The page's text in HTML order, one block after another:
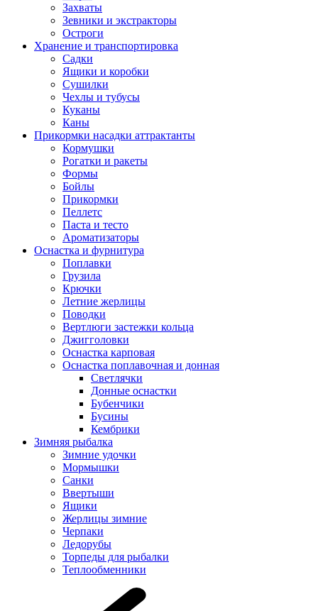
Захваты
Зевники и экстракторы
Остроги
Хранение и транспортировка
Садки
Ящики и коробки
Сушилки
Чехлы и тубусы
Куканы
Каны
Прикормки насадки аттрактанты
Кормушки
Рогатки и ракеты
Формы
Бойлы
Прикормки
Пеллетс
Паста и тесто
Ароматизаторы
Оснастка и фурнитура
Поплавки
Грузила
Крючки
Летние жерлицы
Поводки
Вертлюги застежки кольца
Джигголовки
Оснастка карповая
Оснастка поплавочная и донная
Светлячки
Донные оснастки
Бубенчики
Бусины
Кембрики
Зимняя рыбалка
Зимние удочки
Мормышки
Санки
Ввертыши
Ящики
Жерлицы зимние
Черпаки
Ледорубы
Торпеды для рыбалки
Теплообменники